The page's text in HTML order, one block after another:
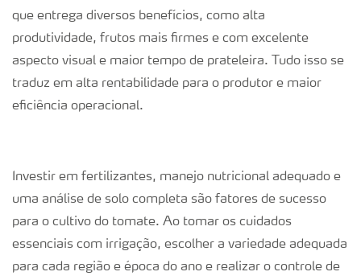
que entrega diversos benefícios, como alta
produtividade, frutos mais firmes e com excelente
aspecto visual e maior tempo de prateleira. Tudo isso se
traduz em alta rentabilidade para o produtor e maior
eficiência operacional.
Investir em fertilizantes, manejo nutricional adequado e
uma análise de solo completa são fatores de sucesso
para o cultivo do tomate. Ao tomar os cuidados
essenciais com irrigação, escolher a variedade adequada
para cada região e época do ano e realizar o controle de